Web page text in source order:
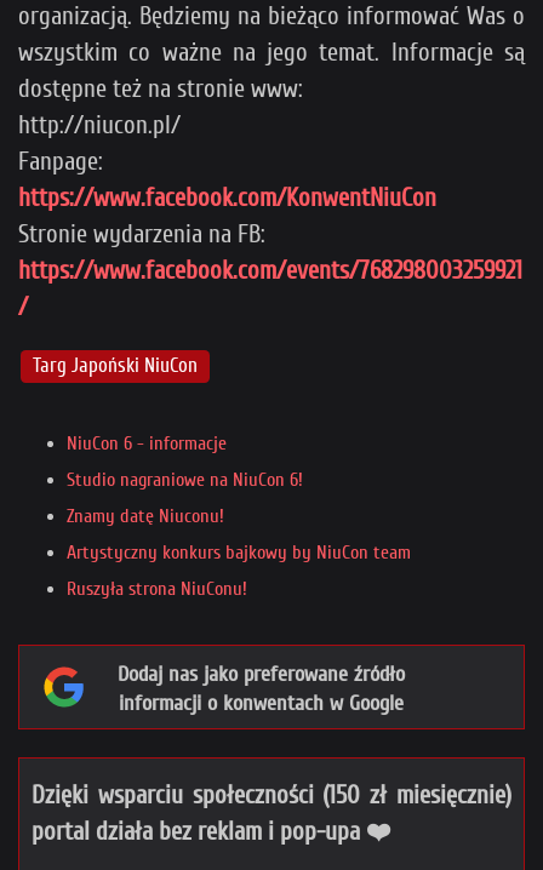
organizacją. Będziemy na bieżąco informować Was o
wszystkim co ważne na jego temat. Informacje są
dostępne też na stronie www:
http://niucon.pl/
Fanpage:
https://www.facebook.com/KonwentNiuCon
Stronie wydarzenia na FB:
https://www.facebook.com/events/768298003259921
/
Targ Japoński NiuCon
NiuCon 6 - informacje
Studio nagraniowe na NiuCon 6!
Znamy datę Niuconu!
Artystyczny konkurs bajkowy by NiuCon team
Ruszyła strona NiuConu!
Dodaj nas jako preferowane źródło
informacji o konwentach w Google
Dzięki wsparciu społeczności (150 zł miesięcznie)
portal działa bez reklam i pop-upa ❤️